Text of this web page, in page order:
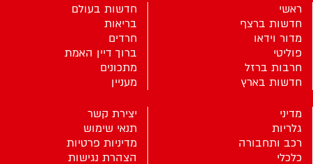
ראשי
חדשות ברצף
מדור וידאו
פוליטי
חרבות ברזל
חדשות בארץ
חדשות בעולם
בריאות
חרדים
ברוך דיין האמת
מתכונים
מעניין
מדיני
גלריות
רכב ותחבורה
כלכלי
יצירת קשר
תנאי שימוש
מדיניות פרטיות
הצהרת נגישות